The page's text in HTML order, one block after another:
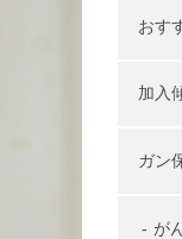
おす
加入
ガン
が